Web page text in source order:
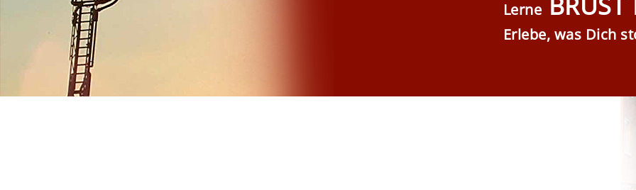
Lerne
Erlebe, was Dich